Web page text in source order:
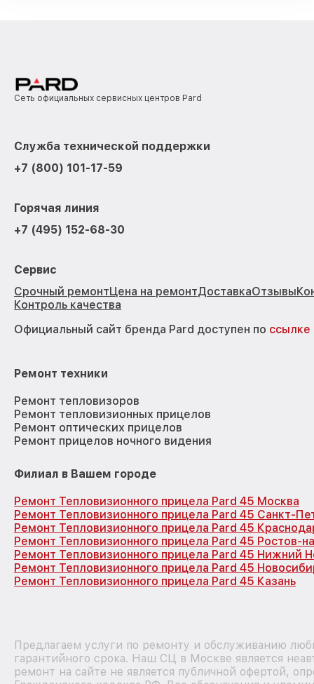
Сеть официальных сервисных центров Pard
Служба технической поддержки
+7 (800) 101-17-59
Горячая линия
+7 (495) 152-68-30
Сервис
Срочный ремонтЦена на ремонтДоставкаОтзывы
Контроль качества
Официальный сайт бренда Pard доступен по ссылке
Ремонт техники
Ремонт тепловизоров
Ремонт тепловизионных прицелов
Ремонт оптических прицелов
Ремонт прицелов ночного видения
Филиал в Вашем городе
Ремонт Тепловизионного прицела Pard 45 Москва
Ремонт Тепловизионного прицела Pard 45 Санкт-
Ремонт Тепловизионного прицела Pard 45
Ремонт Тепловизионного прицела Pard 45 Ростов-
Ремонт Тепловизионного прицела Pard 45 Нижний
Ремонт Тепловизионного прицела Pard 45
Ремонт Тепловизионного прицела Pard 45 Казань
Предлагаем услуги по ремонту и обслуживанию
гарантийного срока. Наш СЦ в Москве является
ремонт на сайте не является публичной офертой,